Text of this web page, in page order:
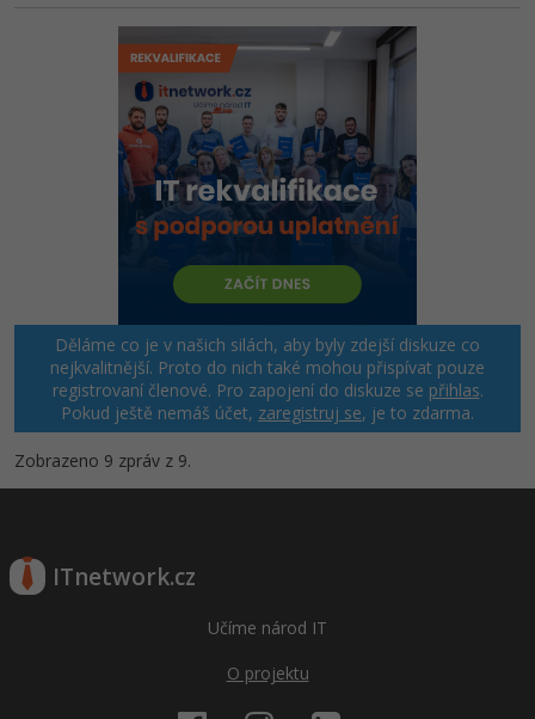
Děláme co je v našich silách, aby byly zdejší diskuze co
nejkvalitnější. Proto do nich také mohou přispívat pouze
registrovaní členové. Pro zapojení do diskuze se přihlas.
Pokud ještě nemáš účet, zaregistruj se, je to zdarma.
Zobrazeno 9 zpráv z 9.
ITnetwork.cz
Učíme národ IT
O projektu